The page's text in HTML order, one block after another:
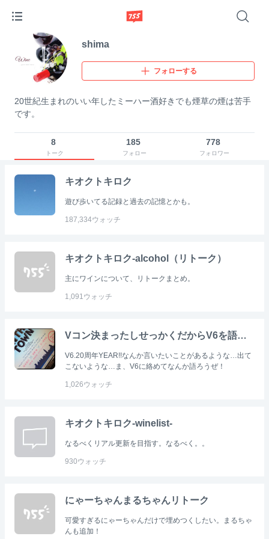
shima
フォローする
20世紀生まれのいい年したミーハー酒好きでも煙草の煙は苦手
です。
8
トーク
185
フォロー
778
フォロワー
キオクトキロク
遊び歩いてる記録と過去の記憶とかも。
187,334ウォッチ
キオクトキロク-alcohol（リトーク）
主にワインについて、リトークまとめ。
1,091ウォッチ
Vコン決まったしせっかくだからV6を語ろうか。
V6.20周年YEAR!!なんか言いたいことがあるような…出て
こないような…ま、V6に絡めてなんか語ろうぜ！
1,026ウォッチ
キオクトキロク-winelist-
なるべくリアル更新を目指す。なるべく。。
930ウォッチ
にゃーちゃんまるちゃんリトーク
可愛すぎるにゃーちゃんだけで埋めつくしたい。まるちゃ
んも追加！